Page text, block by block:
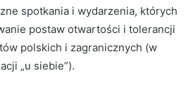
spotkania i wydarzenia, których
postaw otwartości i tolerancji
polskich i zagranicznych (w
„u siebie”).